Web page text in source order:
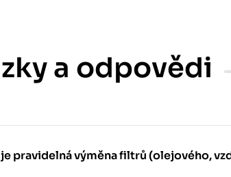
a odpovědi
pravidelná výměna filtrů (olejového,